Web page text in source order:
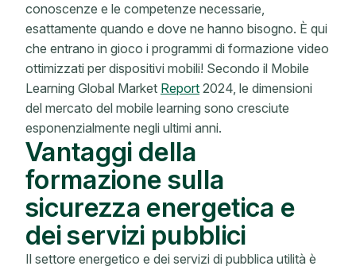
conoscenze e le competenze necessarie,
esattamente quando e dove ne hanno bisogno. È qui
che entrano in gioco i programmi di formazione video
ottimizzati per dispositivi mobili! Secondo il Mobile
Learning Global Market Report 2024, le dimensioni
del mercato del mobile learning sono cresciute
esponenzialmente negli ultimi anni.
Vantaggi della
formazione sulla
sicurezza energetica e
dei servizi pubblici
Il settore energetico e dei servizi di pubblica utilità è